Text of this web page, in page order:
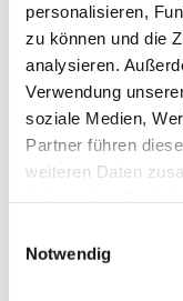
personalisieren,
zu können und die
analysieren.
Verwendung
soziale Medien,
Partner führen
weiteren Daten
Notwendig
Natürlich haben
vorhersehbaren
Möglichkeit nach
vorzustellen.
Bitte haben Sie